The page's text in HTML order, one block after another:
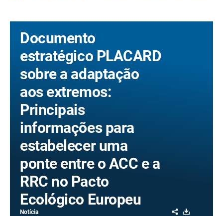
Documento
estratégico PLACARD
sobre a adaptação
aos extremos:
Principais
informações para
estabelecer uma
ponte entre o ACC e a
RRC no Pacto
Ecológico Europeu
Notícia Share